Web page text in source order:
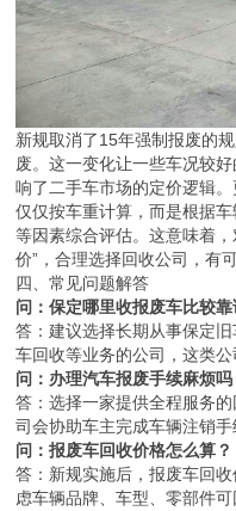
新规取消了15年强制报废的
废。这一变化让一些车况较
响了二手车市场的定价逻辑
仅仅按车重计算，而是根据
等因素综合评估。这意味着
价”，合理选择回收公司，有
四、常见问题解答
问：保定哪里收报废车比较靠
答：建议选择长期从事保定
车回收等业务的公司，这类
问：办理汽车报废手续麻烦吗
答：选择一家提供全程服务
司会协助车主完成车辆注销手
问：报废车回收价格怎么算？
答：新规实施后，报废车回
虑车辆品牌、车型、零部件